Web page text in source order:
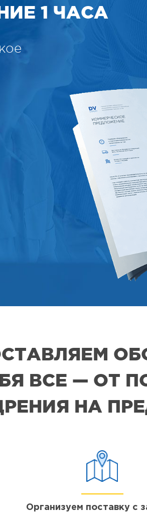
1 ЧАСА
ВСЕ — ОТ
НА
Организуем поставку с